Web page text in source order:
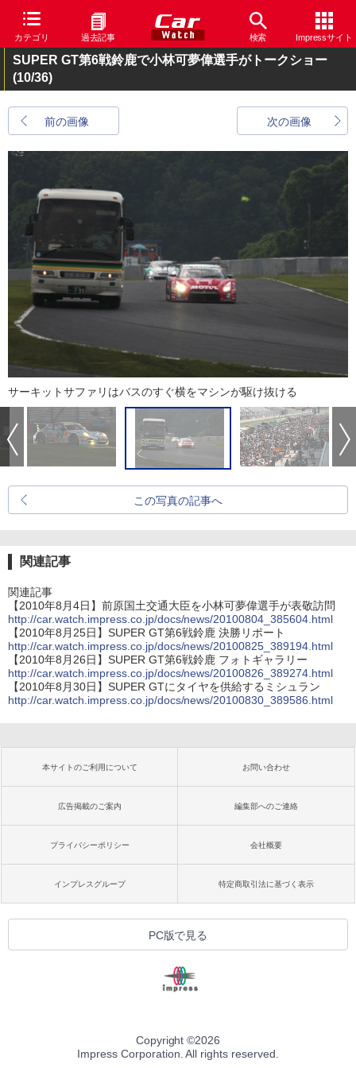
カテゴリ 過去記事 検索 Impressサイト
SUPER GT第6戦鈴鹿で小林可夢偉選手がトークショー
(10/36)
前の画像 次の画像
サーキットサファリはバスのすぐ横をマシンが駆け抜ける
この写真の記事へ
関連記事
関連記事
【2010年8月4日】前原国土交通大臣を小林可夢偉選手が表敬訪問
http://car.watch.impress.co.jp/docs/news/20100804_385604.html
【2010年8月25日】SUPER GT第6戦鈴鹿 決勝リポート
http://car.watch.impress.co.jp/docs/news/20100825_389194.html
【2010年8月26日】SUPER GT第6戦鈴鹿 フォトギャラリー
http://car.watch.impress.co.jp/docs/news/20100826_389274.html
【2010年8月30日】SUPER GTにタイヤを供給するミシュラン
http://car.watch.impress.co.jp/docs/news/20100830_389586.html
本サイトのご利用について お問い合わせ
広告掲載のご案内 編集部へのご連絡
プライバシーポリシー 会社概要
インプレスグループ 特定商取引法に基づく表示
PC版で見る
Copyright ©2026
Impress Corporation. All rights reserved.